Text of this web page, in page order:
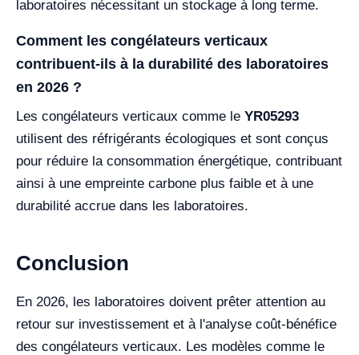
laboratoires nécessitant un stockage à long terme.
Comment les congélateurs verticaux
contribuent-ils à la durabilité des laboratoires
en 2026 ?
Les congélateurs verticaux comme le YR05293
utilisent des réfrigérants écologiques et sont conçus
pour réduire la consommation énergétique, contribuant
ainsi à une empreinte carbone plus faible et à une
durabilité accrue dans les laboratoires.
Conclusion
En 2026, les laboratoires doivent prêter attention au
retour sur investissement et à l'analyse coût-bénéfice
des congélateurs verticaux. Les modèles comme le